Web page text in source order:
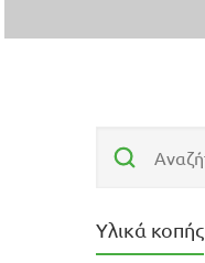
Υλικά κοπής